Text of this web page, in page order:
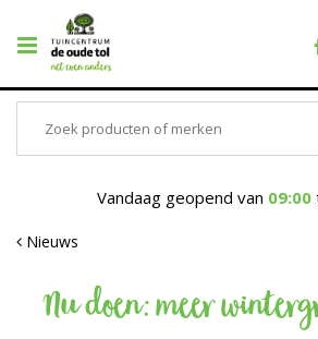
Vandaag geopend van 09:00
Nieuws
Nu doen: meer